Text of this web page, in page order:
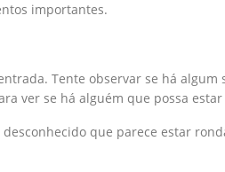
importantes.
Tente observar se há
ver se há alguém que possa
que parece estar